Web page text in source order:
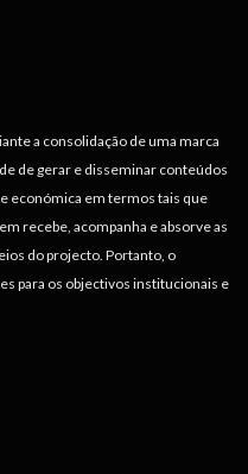
a consolidação de uma marca
de gerar e disseminar conteúdos
económica em termos tais que
recebe, acompanha e absorve as
do projecto. Portanto, o
para os objectivos institucionais e